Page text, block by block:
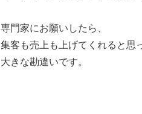
専門家にお願いしたら、
集客も売上も上げてくれると思
大きな勘違いです。